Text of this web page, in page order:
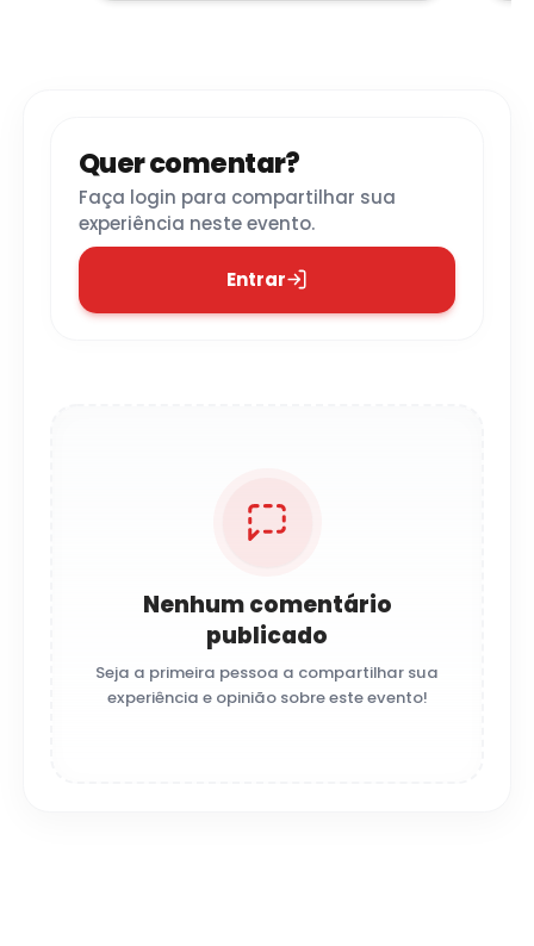
Quer comentar?
Faça login para compartilhar sua
experiência neste evento.
Entrar
Nenhum comentário
publicado
Seja a primeira pessoa a compartilhar sua
experiência e opinião sobre este evento!